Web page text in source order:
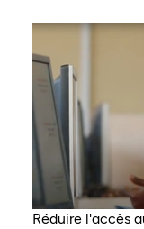
Réduire l'accès